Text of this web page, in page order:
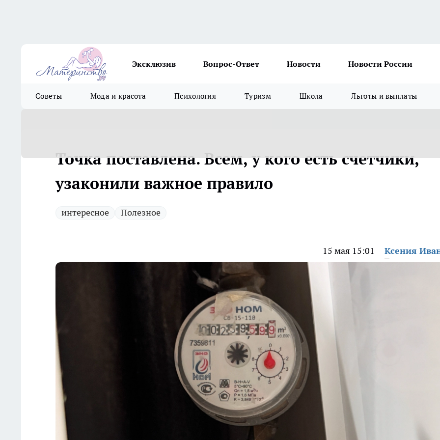
Эксклюзив Вопрос-Ответ Новости Новости России
Советы Мода и красота Психология Туризм Школа Льготы и выплаты
Точка поставлена. Всем, у кого есть счетчики,
узаконили важное правило
интересное Полезное
15 мая 15:01 Ксения